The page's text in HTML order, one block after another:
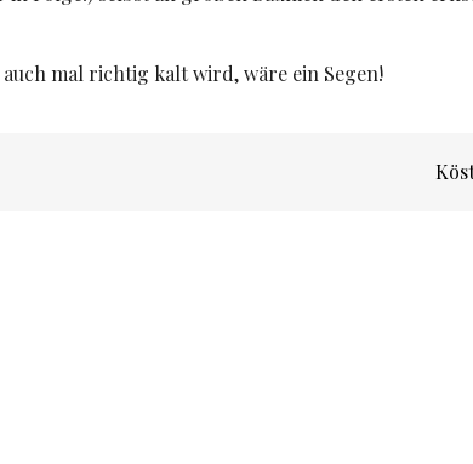
mal richtig kalt wird, wäre ein Segen!